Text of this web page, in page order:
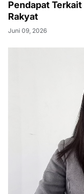
Pendapat
Rakyat
Juni 09, 2026